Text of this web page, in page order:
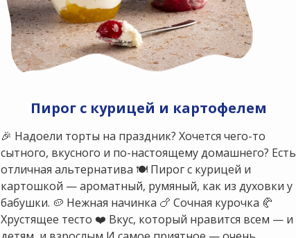
Пирог с курицей и картофелем
🎉 Надоели торты на праздник? Хочется чего-то
сытного, вкусного и по-настоящему домашнего? Есть
отличная альтернатива 🍽 Пирог с курицей и
картошкой — ароматный, румяный, как из духовки у
бабушки. 🥔 Нежная начинка 🍗 Сочная курочка 🥐
Хрустящее тесто ❤️ Вкус, который нравится всем — и